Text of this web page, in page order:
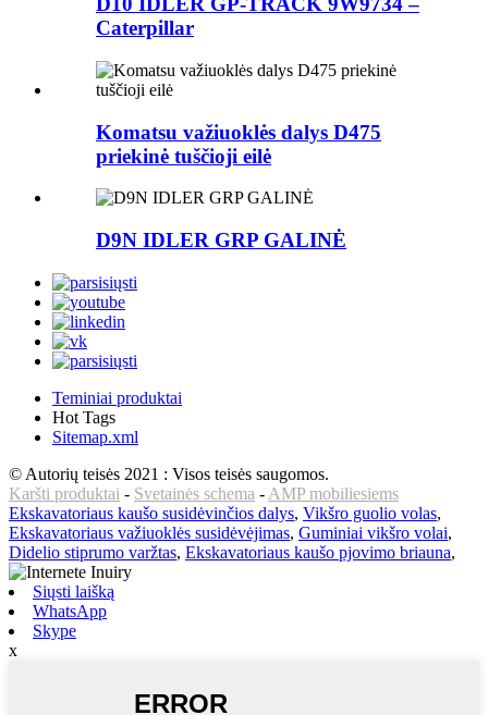
Caterpillar
Komatsu važiuoklės dalys D475
priekinė tuščioji eilė
D9N IDLER GRP GALINĖ
Teminiai produktai
Hot Tags
Sitemap.xml
© Autorių teisės 2021 : Visos teisės saugomos.
Karšti produktai - Svetainės schema - AMP mobiliesiems
Ekskavatoriaus kaušo susidėvinčios dalys, Vikšro guolio volas,
Ekskavatoriaus važiuoklės susidėvėjimas, Guminiai vikšro volai,
Didelio stiprumo varžtas, Ekskavatoriaus kaušo pjovimo briauna,
Siųsti laišką
WhatsApp
Skype
x